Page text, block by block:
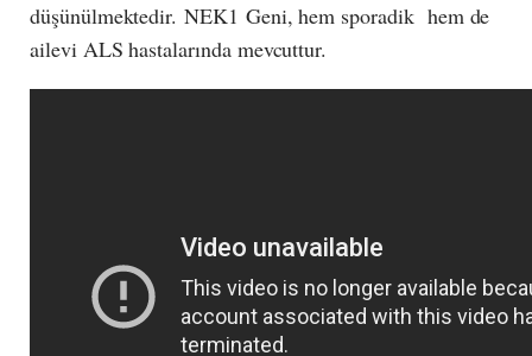
düşünülmektedir. NEK1 Geni, hem sporadik hem de
ailevi ALS hastalarında mevcuttur.